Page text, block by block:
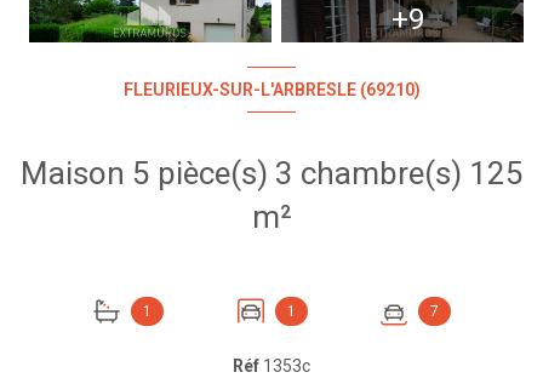
+9
FLEURIEUX-SUR-L'ARBRESLE (69210)
Maison 5 pièce(s) 3 chambre(s) 125
m²
1 1 7
Réf 1353c